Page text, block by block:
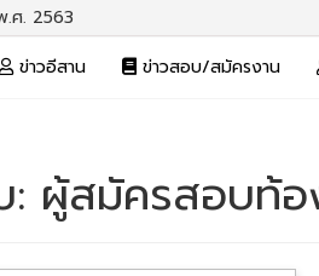
ศ. 2563
ข่าวอีสาน ข่าวสอบ/สมัครงาน
: ผู้สมัครสอบท้